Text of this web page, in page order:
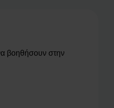
βοηθήσουν στην